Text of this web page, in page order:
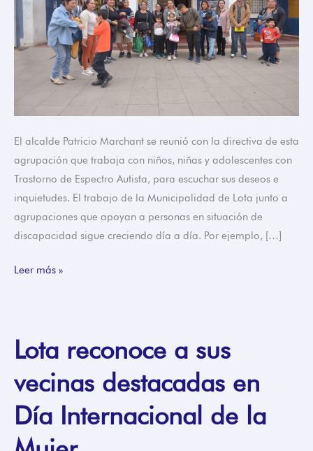
El alcalde Patricio Marchant se reunió con la directiva de esta
agrupación que trabaja con niños, niñas y adolescentes con
Trastorno de Espectro Autista, para escuchar sus deseos e
inquietudes. El trabajo de la Municipalidad de Lota junto a
agrupaciones que apoyan a personas en situación de
discapacidad sigue creciendo día a día. Por ejemplo, […]
Leer más »
Lota reconoce a sus
vecinas destacadas en
Día Internacional de la
Lota
reconoce
a
vecinas
destacadas